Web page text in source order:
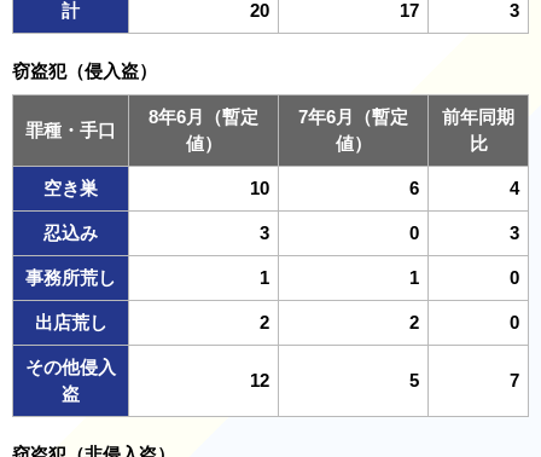
計 20 17 3
窃盗犯（侵入盗）
罪種・手口
8年6月（暫定
値）
7年6月（暫定
値）
前年同期
比
空き巣 10 6 4
忍込み 3 0 3
事務所荒し 1 1 0
出店荒し 2 2 0
その他侵入
盗
12 5 7